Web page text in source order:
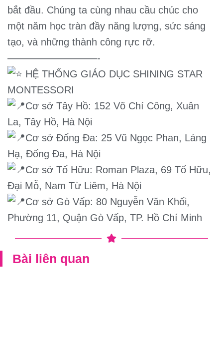
bắt đầu. Chúng ta cùng nhau cầu chúc cho
một năm học tràn đầy năng lượng, sức sáng
tạo, và những thành công rực rỡ.
—————————-
HỆ THỐNG GIÁO DỤC SHINING STAR
MONTESSORI
Cơ sở Tây Hồ: 152 Võ Chí Công, Xuân
La, Tây Hồ, Hà Nội
Cơ sở Đống Đa: 25 Vũ Ngọc Phan, Láng
Hạ, Đống Đa, Hà Nội
Cơ sở Tố Hữu: Roman Plaza, 69 Tố Hữu,
Đại Mỗ, Nam Từ Liêm, Hà Nội
Cơ sở Gò Vấp: 80 Nguyễn Văn Khối,
Phường 11, Quận Gò Vấp, TP. Hồ Chí Minh
Bài liên quan